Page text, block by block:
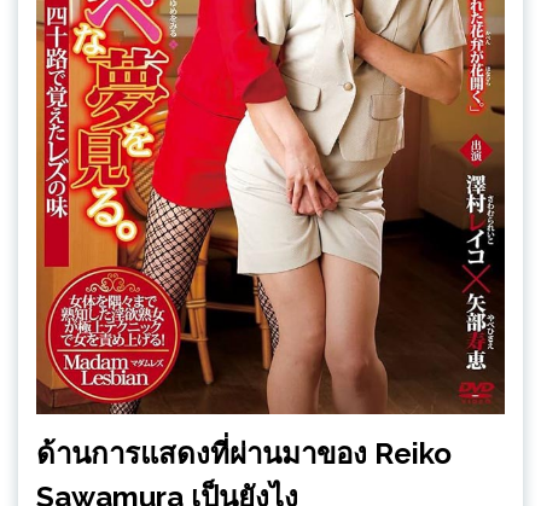
ด้านการแสดงที่ผ่านมาของ Reiko
Sawamura เป็นยังไง